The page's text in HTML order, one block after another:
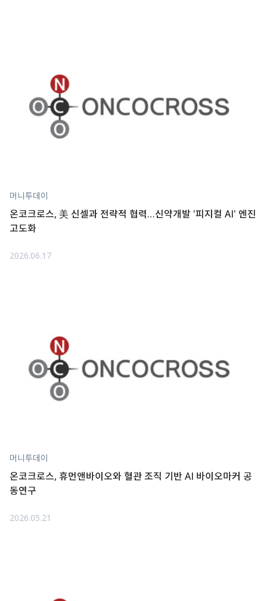
머니투데이
온코크로스, 美 신셀과 전략적 협력…신약개발 '피지컬 AI' 엔진
고도화
2026.06.17
머니투데이
온코크로스, 휴먼앤바이오와 혈관 조직 기반 AI 바이오마커 공
동연구
2026.05.21